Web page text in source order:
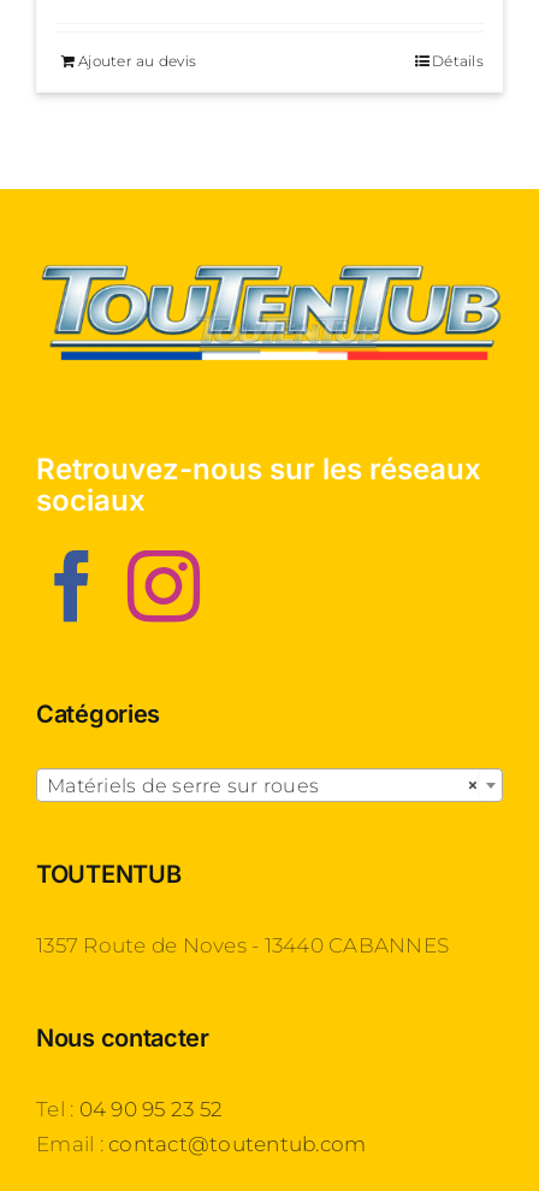
Ajouter au devis Détails
Retrouvez-nous sur les réseaux
sociaux
Catégories
×
Matériels de serre sur roues
TOUTENTUB
1357 Route de Noves - 13440 CABANNES
Nous contacter
Tel : 04 90 95 23 52
Email :contact@toutentub.com